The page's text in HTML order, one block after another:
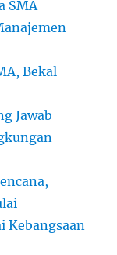
SMA
Bekal
Jawab
Kebangsaan